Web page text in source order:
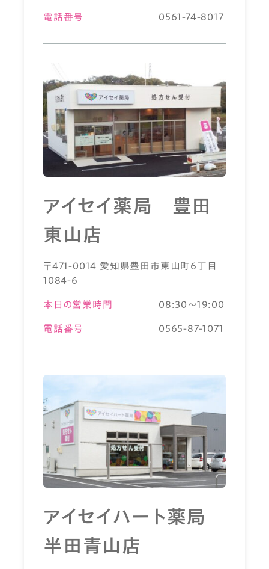
電話番号 0561-74-8017
アイセイ薬局 豊田
東山店
〒471-0014 愛知県豊田市東山町6丁目
1084-6
本日の営業時間 08:30～19:00
電話番号 0565-87-1071
アイセイハート薬局
半田青山店